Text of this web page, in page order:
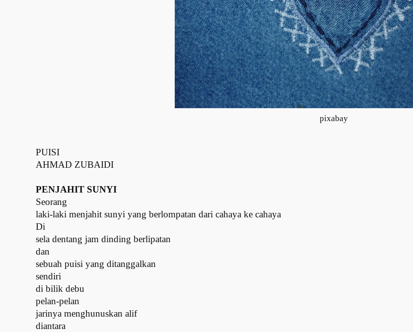
pixabay
PUISI
AHMAD ZUBAIDI
PENJAHIT SUNYI
Seorang
laki-laki menjahit sunyi yang berlompatan dari cahaya ke cahaya
Di
sela dentang jam dinding berlipatan
dan
sebuah puisi yang ditanggalkan
sendiri
di bilik debu
pelan-pelan
jarinya menghunuskan alif
diantara